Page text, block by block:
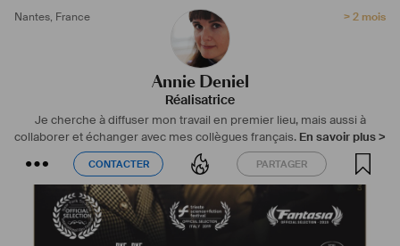
Nantes, France > 2 mois
Annie Deniel
Réalisatrice
Je cherche à diffuser mon travail en premier lieu, mais aussi à
collaborer et échanger avec mes collègues français. En savoir plus >
CONTACTER PARTAGER
CONTACTER PARTAGER